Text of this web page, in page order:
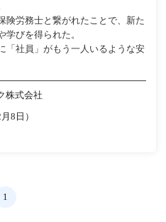
険労務士と繋がれたことで、新た
学びを得られた。
「社員」がもう一人いるような安
株式会社
8日）
1